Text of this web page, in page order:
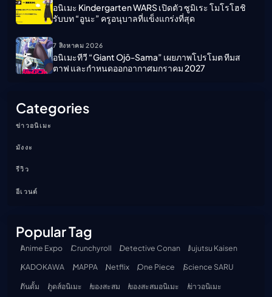
อนิเมะ Kindergarten WARS เปิดตัว ซูมิเระ โมโรโฮชิ
รับบท “อูนะ” ครูอนุบาลที่แข็งแกร่งที่สุด
7 สิงหาคม 2026
อนิเมะทีวี “Giant Ojō-Sama” เผยภาพโปรโมต ทีมส
ตาฟ และกำหนดออกอากาศมกราคม 2027
Categories
ข่าวอนิเมะ
มังงะ
รีวิว
อีเวนต์
Popular Tag
Anime Expo Crunchyroll Detective Conan
Jujutsu Kaisen
KADOKAWA
MAPPA Netflix One Piece
Science SARU
กันดั้ม
กูดส์อนิเมะ ของสะสม ของสะสมอนิเมะ
ข่าวอนิเมะ